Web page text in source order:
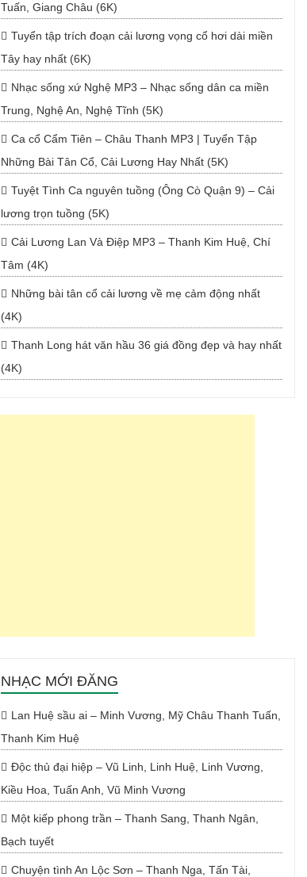
Tuấn, Giang Châu (6K)
Tuyển tập trích đoạn cải lương vọng cổ hơi dài miền
Tây hay nhất (6K)
Nhạc sống xứ Nghệ MP3 – Nhạc sống dân ca miền
Trung, Nghệ An, Nghệ Tĩnh (5K)
Ca cổ Cẩm Tiên – Châu Thanh MP3 | Tuyển Tập
Những Bài Tân Cổ, Cải Lương Hay Nhất (5K)
Tuyệt Tình Ca nguyên tuồng (Ông Cò Quận 9) – Cải
lương trọn tuồng (5K)
Cải Lương Lan Và Điệp MP3 – Thanh Kim Huệ, Chí
Tâm (4K)
Những bài tân cổ cải lương về mẹ cảm động nhất
(4K)
Thanh Long hát văn hầu 36 giá đồng đẹp và hay nhất
(4K)
NHẠC MỚI ĐĂNG
Lan Huệ sầu ai – Minh Vương, Mỹ Châu Thanh Tuấn,
Thanh Kim Huệ
Độc thủ đại hiệp – Vũ Linh, Linh Huệ, Linh Vương,
Kiều Hoa, Tuấn Anh, Vũ Minh Vương
Một kiếp phong trần – Thanh Sang, Thanh Ngân,
Bạch tuyết
Chuyện tình An Lộc Sơn – Thanh Nga, Tấn Tài,